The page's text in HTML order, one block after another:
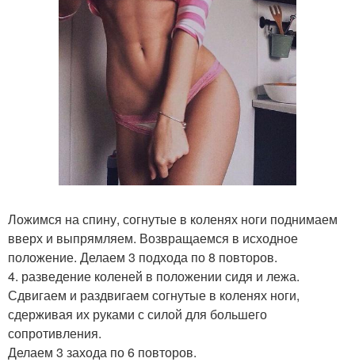
Ложимся на спину, согнутые в коленях ноги поднимаем
вверх и выпрямляем. Возвращаемся в исходное
положение. Делаем 3 подхода по 8 повторов.
4. разведение коленей в положении сидя и лежа.
Сдвигаем и раздвигаем согнутые в коленях ноги,
сдерживая их руками с силой для большего
сопротивления.
Делаем 3 захода по 6 повторов.